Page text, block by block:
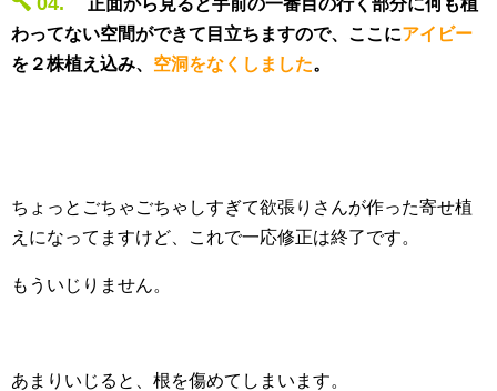
わってない空間ができて目立ちますので、ここにアイビー
を２株植え込み、 空洞をなくしました。
ちょっとごちゃごちゃしすぎて欲張りさんが作った寄せ植
えになってますけど、これで一応修正は終了です。
もういじりません。
あまりいじると、根を傷めてしまいます。